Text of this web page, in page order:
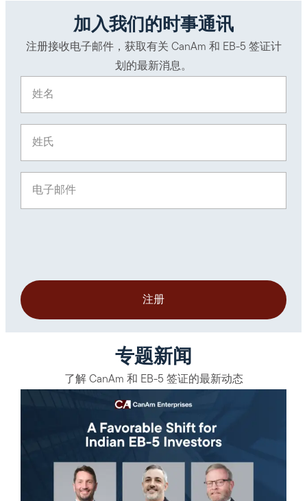
加入我们的时事通讯
注册接收电子邮件，获取有关 CanAm 和 EB-5 签证计
划的最新消息。
专题新闻
了解 CanAm 和 EB-5 签证的最新动态